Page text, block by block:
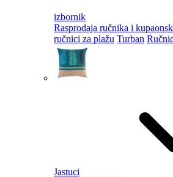
izbornik
Rasprodaja ručnika i
ručnici za plažu Turban
Jastuci